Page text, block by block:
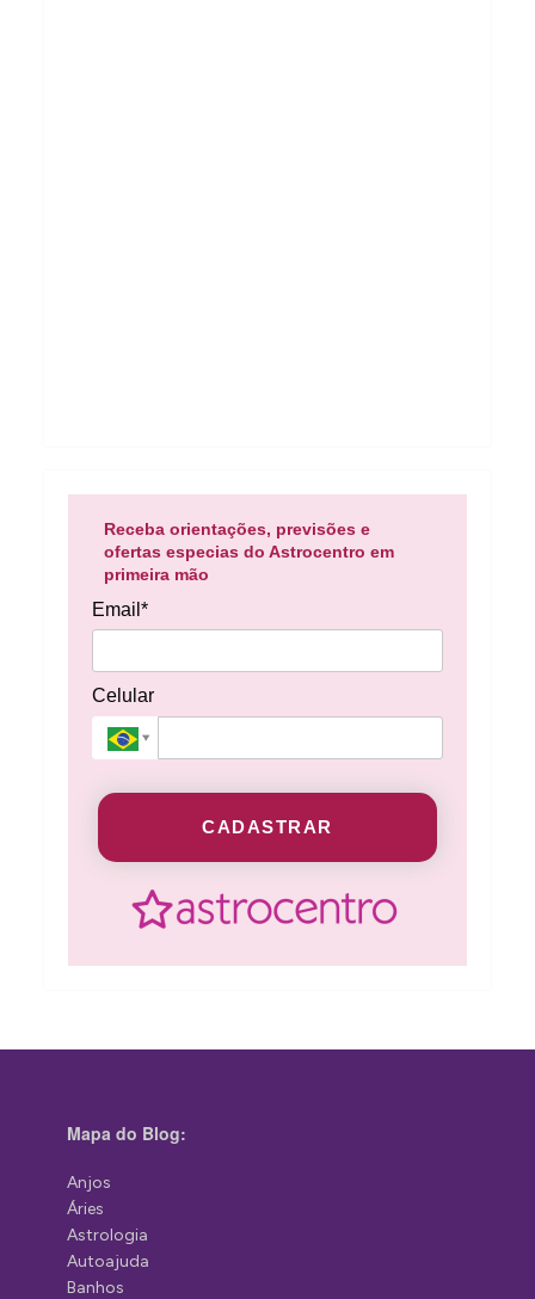
Receba orientações, previsões e
ofertas especias do Astrocentro em
primeira mão
Email*
Celular
CADASTRAR
Mapa do Blog:
Anjos
Áries
Astrologia
Autoajuda
Banhos